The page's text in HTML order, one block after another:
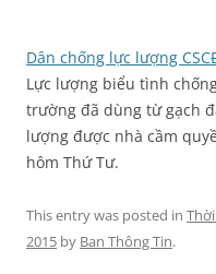
Dân chống lực lượng
Lực lượng biểu tình
trường đã dùng từ gạch
lượng được nhà cầm
hôm Thứ Tư.
This entry was posted in
2015 by Ban Thông Tin.